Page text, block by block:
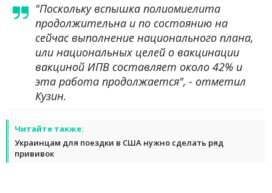
"Поскольку вспышка полиомиелита
продолжительна и по состоянию на
сейчас выполнение национального плана,
или национальных целей о вакцинации
вакциной ИПВ составляет около 42% и
эта работа продолжается", - отметил
Кузин.
Читайте также:
Украинцам для поездки в США нужно сделать ряд
прививок